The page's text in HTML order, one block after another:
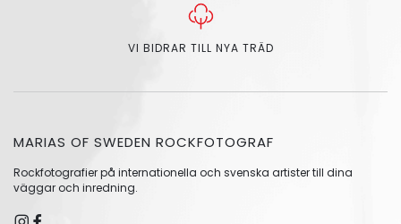
VI BIDRAR TILL NYA TRÄD
MARIAS OF SWEDEN ROCKFOTOGRAF
Rockfotografier på internationella och svenska artister till dina
väggar och inredning.